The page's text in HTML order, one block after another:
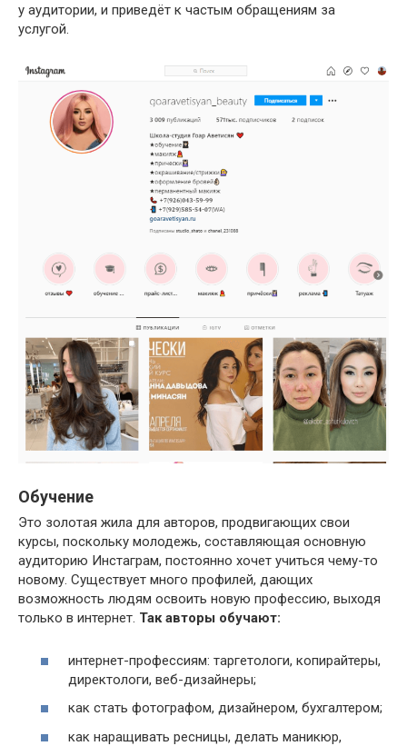
у аудитории, и приведёт к частым обращениям за
услугой.
Обучение
Это золотая жила для авторов, продвигающих свои
курсы, поскольку молодежь, составляющая основную
аудиторию Инстаграм, постоянно хочет учиться чему-то
новому. Существует много профилей, дающих
возможность людям освоить новую профессию, выходя
только в интернет. Так авторы обучают:
интернет-профессиям: таргетологи, копирайтеры,
директологи, веб-дизайнеры;
как стать фотографом, дизайнером, бухгалтером;
как наращивать ресницы, делать маникюр,